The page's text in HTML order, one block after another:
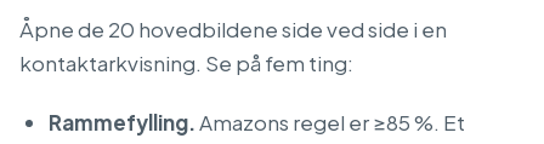
Åpne de 20 hovedbildene side ved side i en
kontaktarkvisning. Se på fem ting:
Rammefylling.Amazons regel er ≥85 %. Et